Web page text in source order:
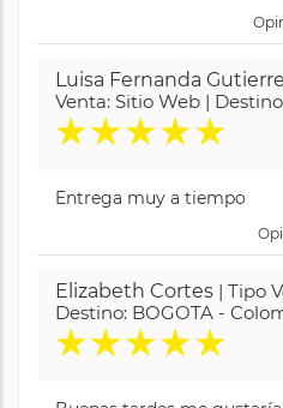
Luisa Fernanda
Venta: Sitio Web |
★★★★★
Entrega muy a tiempo
Elizabeth Cortes | Tipo
Destino: BOGOTA -
★★★★★